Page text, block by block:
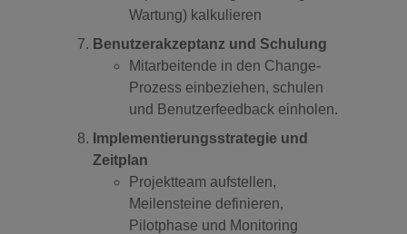
Wartung) kalkulieren
Benutzerakzeptanz und Schulung
Mitarbeitende in den Change-
Prozess einbeziehen, schulen
und Benutzerfeedback einholen.
Implementierungsstrategie und
Zeitplan
Projektteam aufstellen,
Meilensteine definieren,
Pilotphase und Monitoring